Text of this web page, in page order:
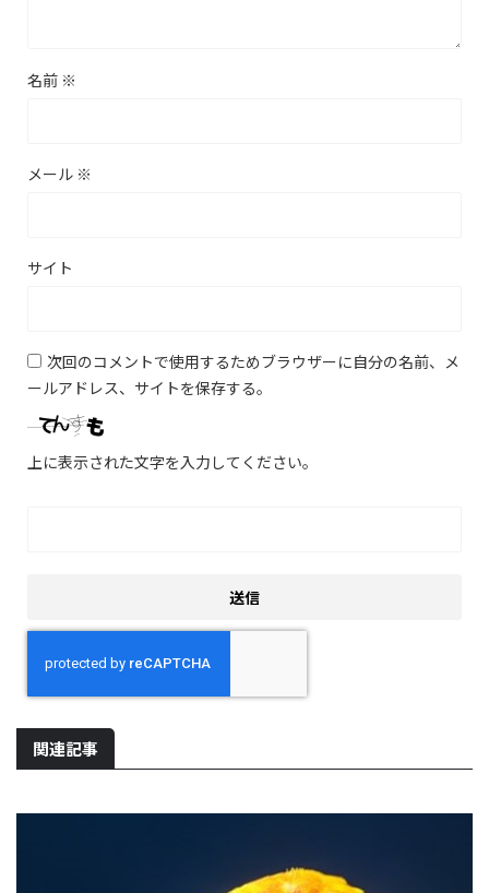
名前 ※
メール ※
サイト
次回のコメントで使用するためブラウザーに自分の名前、メ
ールアドレス、サイトを保存する。
上に表示された文字を入力してください。
関連記事